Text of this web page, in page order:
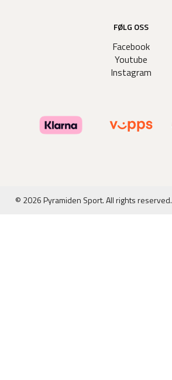
FØLG OSS
Facebook
Youtube
Instagram
© 2026 Pyramiden Sport. All rights reserved.